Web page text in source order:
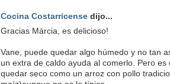
Cocina Costarricense dijo...
Gracias Márcia, es delicioso!
Vane, puede quedar algo húmedo y no tan
un extra de caldo ayuda al comerlo. Pero
quedar seco como un arroz con pollo